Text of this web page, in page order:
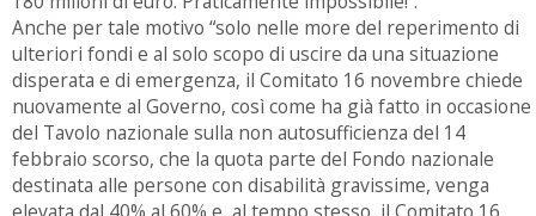
Anche per tale motivo “solo nelle more del reperimento di
ulteriori fondi e al solo scopo di uscire da una situazione
disperata e di emergenza, il Comitato 16 novembre chiede
nuovamente al Governo, così come ha già fatto in occasione
del Tavolo nazionale sulla non autosufficienza del 14
febbraio scorso, che la quota parte del Fondo nazionale
destinata alle persone con disabilità gravissime, venga